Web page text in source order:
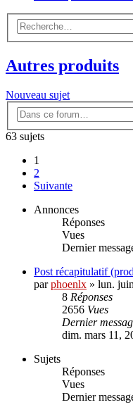
Autres produits
Nouveau sujet
63 sujets
1
2
Suivante
Annonces
Réponses
Vues
Dernier
Post récapitulatif
parphoenlx » lun.
8 Réponses
2656 Vues
Dernier
dim. mars 11,
Sujets
Réponses
Vues
Dernier